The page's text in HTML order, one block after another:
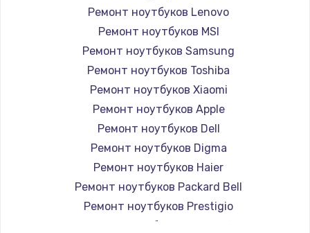
Ремонт ноутбуков Lenovo
Ремонт ноутбуков MSI
Ремонт ноутбуков Samsung
Ремонт ноутбуков Toshiba
Ремонт ноутбуков Xiaomi
Ремонт ноутбуков Apple
Ремонт ноутбуков Dell
Ремонт ноутбуков Digma
Ремонт ноутбуков Haier
Ремонт ноутбуков Packard Bell
Ремонт ноутбуков Prestigio
Ремонт ноутбуков Microsoft